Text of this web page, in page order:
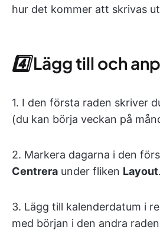
hur det kommer att skrivas
4️⃣Lägg till och
1. I den första raden skriver
(du kan börja veckan på
2. Markera dagarna i den
Centrera under fliken Layout.
3. Lägg till kalenderdatum i
med början i den andra